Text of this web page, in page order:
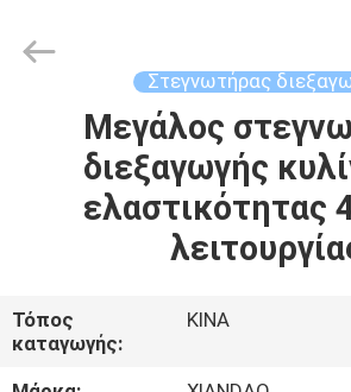
ΠΡΟΪΌΝΤΑ
ΕΜΕΊΣ
Technology
Στεγνωτήρας
Μεγάλος
διεξαγωγής
ελαστικότητας
Τόπος
καταγωγής:
ΚΙΝΑ